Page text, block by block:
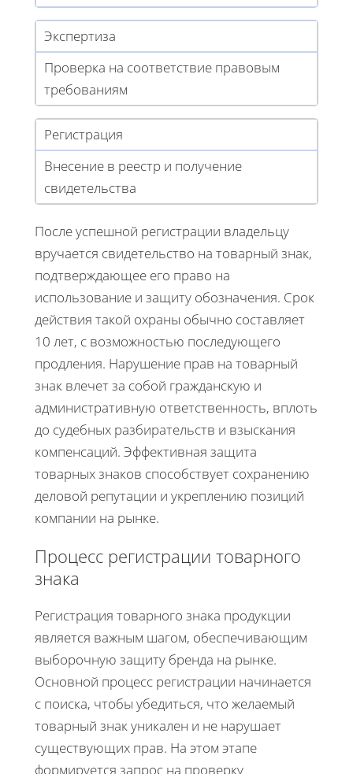
Экспертиза
Проверка на соответствие правовым
требованиям
Регистрация
Внесение в реестр и получение
свидетельства
После успешной регистрации владельцу
вручается свидетельство на товарный знак,
подтверждающее его право на
использование и защиту обозначения. Срок
действия такой охраны обычно составляет
10 лет, с возможностью последующего
продления. Нарушение прав на товарный
знак влечет за собой гражданскую и
административную ответственность, вплоть
до судебных разбирательств и взыскания
компенсаций. Эффективная защита
товарных знаков способствует сохранению
деловой репутации и укреплению позиций
компании на рынке.
Процесс регистрации товарного
знака
Регистрация товарного знака продукции
является важным шагом, обеспечивающим
выборочную защиту бренда на рынке.
Основной процесс регистрации начинается
с поиска, чтобы убедиться, что желаемый
товарный знак уникален и не нарушает
существующих прав. На этом этапе
формируется запрос на проверку